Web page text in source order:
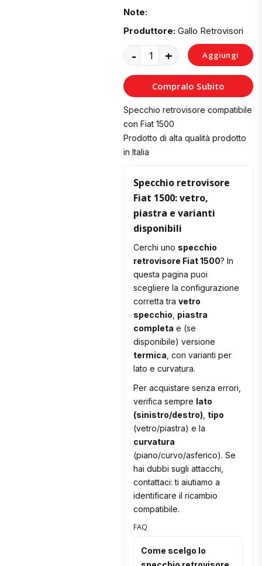
Note:
Produttore: Gallo Retrovisori
- + Aggiungi
al
Carrello
Compralo Subito
Specchio retrovisore compatibile
con Fiat 1500
Prodotto di alta qualità prodotto
in Italia
Specchio retrovisore
Fiat 1500: vetro,
piastra e varianti
disponibili
Cerchi uno specchio
retrovisore Fiat 1500? In
questa pagina puoi
scegliere la configurazione
corretta travetro
specchio piastra
completa e (se
disponibile) versione
termica , con varianti per
lato e curvatura.
Per acquistare senza errori,
verifica sempre lato
(sinistro/destro) tipo
(vetro/piastra) e la
curvatura
(piano/curvo/asferico). Se
hai dubbi sugli attacchi,
contattaci: ti aiutiamo a
identificare il ricambio
compatibile.
FAQ
Come scelgo lo